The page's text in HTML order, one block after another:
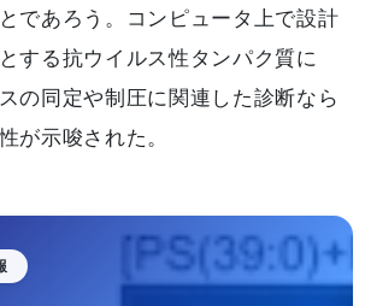
であろう。コンピュータ上で設計
する抗ウイルス性タンパク質に
の同定や制圧に関連した診断なら
が示唆された。